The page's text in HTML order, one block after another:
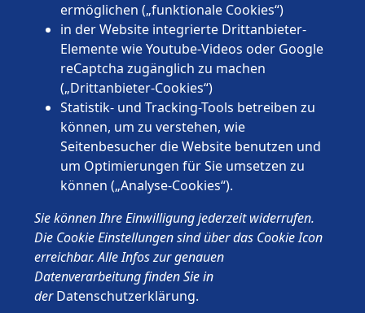
Sachsen
Sachsen-Anhalt
Schleswig-Holstein
Thüringen
Deutschland e.V.
Impressum
Datenschutz
ASB.de
ermöglichen („funktionale Cookies“)
in der Website integrierte Drittanbieter-
Elemente wie Youtube-Videos oder Google
reCaptcha zugänglich zu machen
(„Drittanbieter-Cookies“)
Statistik- und Tracking-Tools betreiben zu
können, um zu verstehen, wie
Seitenbesucher die Website benutzen und
um Optimierungen für Sie umsetzen zu
können („Analyse-Cookies“).
Sie können Ihre Einwilligung jederzeit widerrufen.
Die Cookie Einstellungen sind über das Cookie Icon
erreichbar. Alle Infos zur genauen
Datenverarbeitung finden Sie in
der Datenschutzerklärung.